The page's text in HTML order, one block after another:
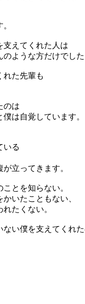
えてくれた人は
ような方だけでし
た先輩も
のは
は自覚しています。
いる
立ってきます。
とを知らない。
いたこともない、
たくない。
い僕を支えてくれ